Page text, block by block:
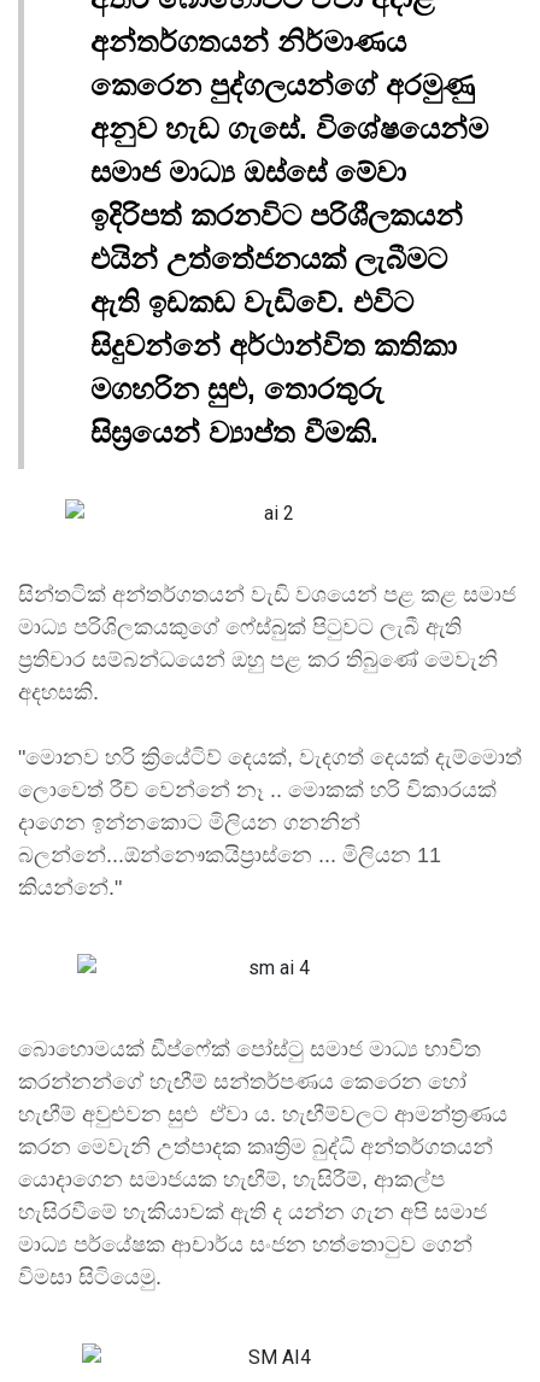
අන්තර්ගතයන් නිර්මාණය
කෙරෙන පුද්ගලයන්ගේ අරමුණු
අනුව හැඩ ගැසේ. විශේෂයෙන්ම
සමාජ මාධ්‍ය ඔස්සේ මේවා
ඉදිරිපත් කරනවිට පරිශීලකයන්
එයින් උත්තේජනයක් ලැබීමට
ඇති ඉඩකඩ වැඩිවේ. එවිට
සිදුවන්නේ අර්ථාන්විත කතිකා
මගහරින සුළු, තොරතුරු
සිඝ්‍රයෙන් ව්‍යාප්ත වීමකි.
සින්තටික් අන්තර්ගතයන් වැඩි වශයෙන් පළ කළ සමාජ
මාධ්‍ය පරිශිලකයකුගේ ෆේස්බුක් පිටුවට ලැබී ඇති
ප්‍රතිචාර සම්බන්ධයෙන් ඔහු පළ කර තිබුණේ මෙවැනි
අදහසකි.
"මොනව හරි ක්‍රියේටිව් දෙයක්, වැදගත් දෙයක් දැම්මොත්
ලොවෙත් රීච් වෙන්නේ නෑ .. මොකක් හරි විකාරයක්
දාගෙන ඉන්නකොට මිලියන ගනනින්
බලන්නේ...ඕන්නෞකයිප්‍රාස්නෙ ... මිලියන 11
කියන්නේ."
බොහොමයක් ඩීප්ෆේක් පෝස්ටු සමාජ මාධ්‍ය භාවිත
කරන්නන්ගේ හැඟීම් සන්තර්පණය කෙරෙන හෝ
හැඟීම් අවුළුවන සුළු ඒවා ය. හැඟීම්වලට ආමන්ත්‍රණය
කරන මෙවැනි උත්පාදක කෘත්‍රිම බුද්ධි අන්තර්ගතයන්
යොදාගෙන සමාජයක හැඟීම්, හැසිරීම්, ආකල්ප
හැසිරවීමේ හැකියාවක් ඇති ද යන්න ගැන අපි සමාජ
මාධ්‍ය පර්යේෂක ආචාර්ය සංජන හත්තොටුව ගෙන්
විමසා සිටියෙමු.